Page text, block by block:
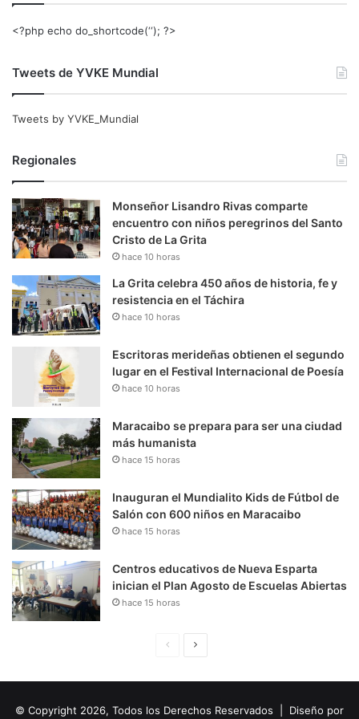
<?php echo do_shortcode(‘‘); ?>
Tweets de YVKE Mundial
Tweets by YVKE_Mundial
Regionales
Monseñor Lisandro Rivas comparte
encuentro con niños peregrinos del Santo
Cristo de La Grita
hace 10 horas
La Grita celebra 450 años de historia, fe y
resistencia en el Táchira
hace 10 horas
Escritoras merideñas obtienen el segundo
lugar en el Festival Internacional de Poesía
hace 10 horas
Maracaibo se prepara para ser una ciudad
más humanista
hace 15 horas
Inauguran el Mundialito Kids de Fútbol de
Salón con 600 niños en Maracaibo
hace 15 horas
Centros educativos de Nueva Esparta
inician el Plan Agosto de Escuelas Abiertas
hace 15 horas
i
u
© Copyright 2026, Todos los Derechos Reservados | Diseño por